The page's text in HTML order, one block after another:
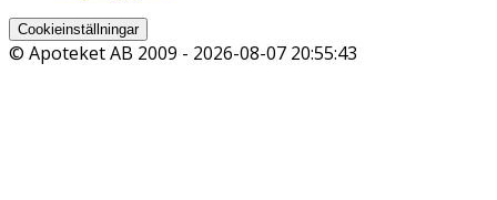
Cookieinställningar
© Apoteket AB 2009 - 2026-08-07 20:55:43